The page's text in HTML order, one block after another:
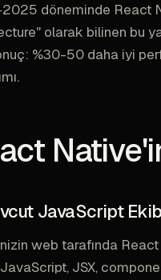
döneminde React
olarak bilinen bu
%30-50 daha iyi
JavaScript
web tarafında
JSX,